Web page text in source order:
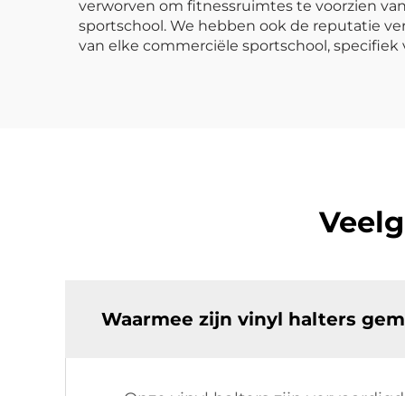
verworven om fitnessruimtes te voorzien
sportschool. We hebben ook de reputatie
van elke commerciële sportschool,
Waarmee zijn vinyl halters